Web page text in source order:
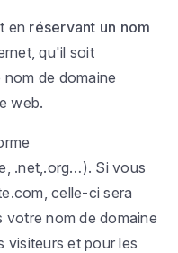
en réservant un nom
qu'il soit
de domaine
web.
.net,.org…). Si vous
, celle-ci sera
votre nom de domaine
visiteurs et pour les